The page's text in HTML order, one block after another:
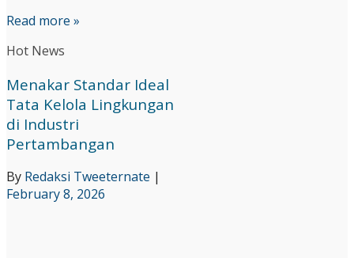
Read more »
Hot News
Menakar Standar Ideal
Tata Kelola Lingkungan
di Industri
Pertambangan
By Redaksi Tweeternate |
February 8, 2026